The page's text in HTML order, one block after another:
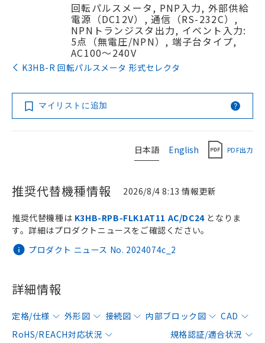
回転パルスメータ, PNP入力, 外部供給
電源（DC12V）, 通信（RS-232C）,
NPNトランジスタ出力, イベント入力:
5点（無電圧/NPN）, 端子台タイプ,
AC100～240V
K3HB-R 回転パルスメータ 形式セレクタ
マイリストに追加
日本語 English PDF出力
推奨代替機種情報 2026/8/4 8:13 情報更新
プロダクト ニュース No. 2024074c_2
推奨代替機種は K3HB-RPB-FLK1AT11 AC/DC24となりま
す。詳細はプロダクトニュースをご確認ください。
詳細情報
定格/仕様 外形図 接続図 内部ブロック図
CAD
RoHS/REACH対応状況
規格認証/適合状況